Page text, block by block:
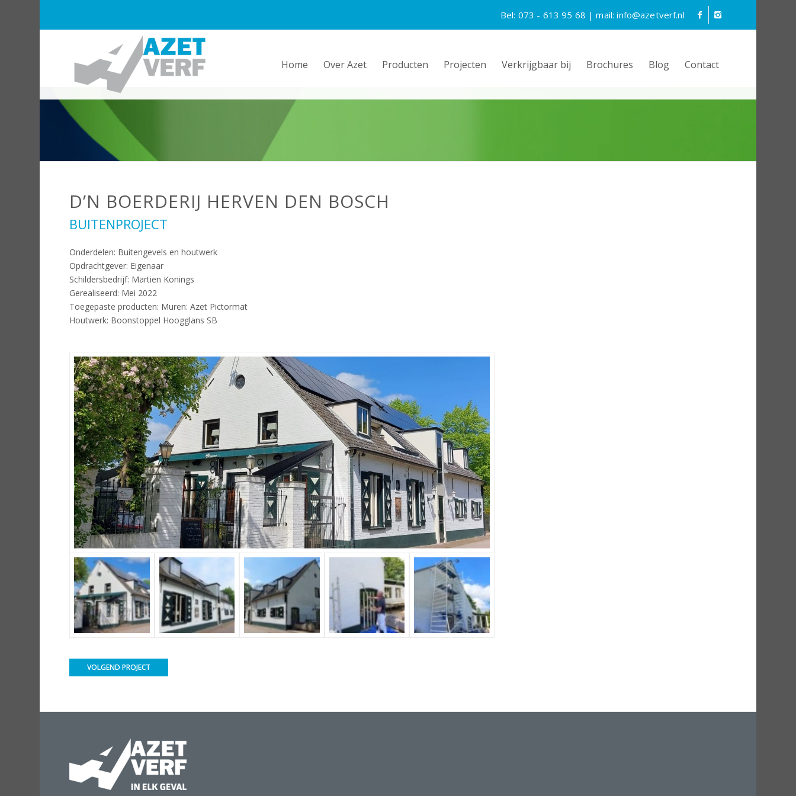
Bel: 073 - 613 95 68 | mail:info@azetverf.nl
Home Over Azet Producten Projecten Verkrijgbaar bij Brochures Blog Contact
D’N BOERDERIJ HERVEN DEN BOSCH
BUITENPROJECT
Onderdelen: Buitengevels en houtwerk
Opdrachtgever: Eigenaar
Schildersbedrijf: Martien Konings
Gerealiseerd: Mei 2022
Toegepaste producten: Muren: Azet Pictormat
Houtwerk: Boonstoppel Hoogglans SB
VOLGEND PROJECT